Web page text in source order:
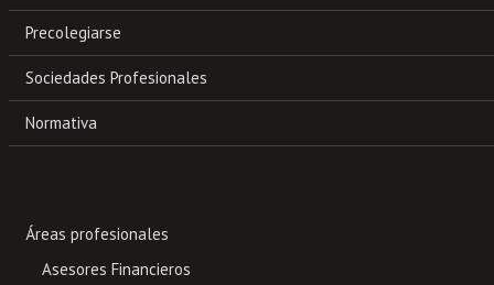
Precolegiarse
Sociedades Profesionales
Normativa
Áreas profesionales
Asesores Financieros